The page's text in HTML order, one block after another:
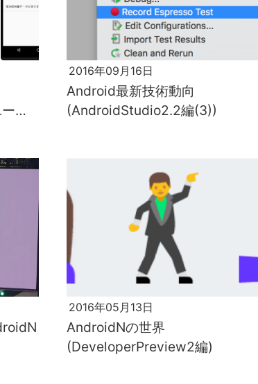
ザ
2016年09月16日
Android最新技術動向
(AndroidStudio2.2編(3))
2016年05月13日
AndroidNの世界
(DeveloperPreview2編)